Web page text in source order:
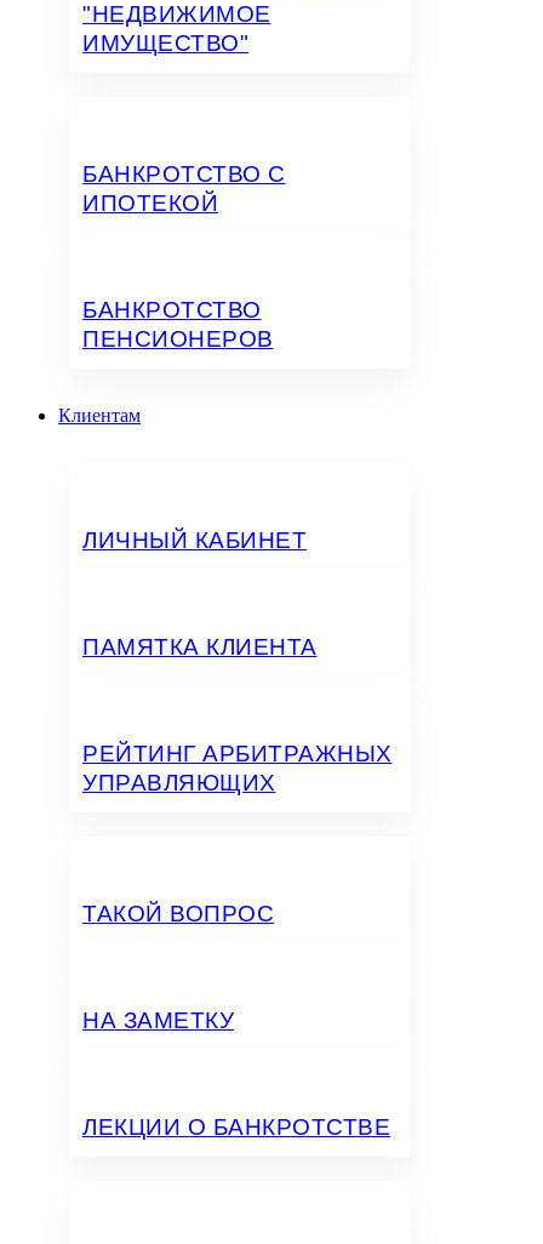
"НЕДВИЖИМОЕ
ИМУЩЕСТВО"
БАНКРОТСТВО С
ИПОТЕКОЙ
БАНКРОТСТВО
ПЕНСИОНЕРОВ
Клиентам
ЛИЧНЫЙ КАБИНЕТ
ПАМЯТКА КЛИЕНТА
РЕЙТИНГ АРБИТРАЖНЫХ
УПРАВЛЯЮЩИХ
ТАКОЙ ВОПРОС
НА ЗАМЕТКУ
ЛЕКЦИИ О БАНКРОТСТВЕ